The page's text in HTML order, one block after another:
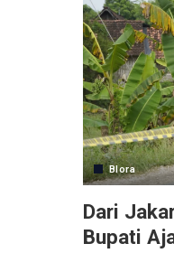
Blora
Dari
Bupati